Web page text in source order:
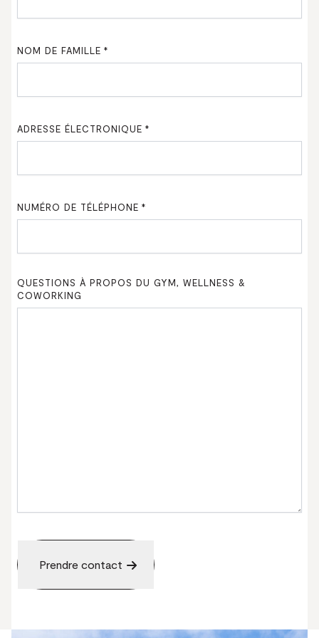
NOM DE FAMILLE *
ADRESSE ÉLECTRONIQUE *
NUMÉRO DE TÉLÉPHONE *
QUESTIONS À PROPOS DU GYM, WELLNESS &
COWORKING